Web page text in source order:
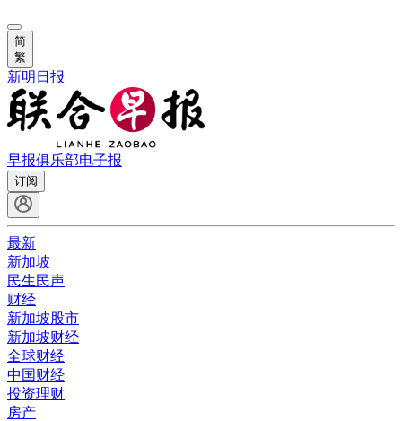
简
繁
新明日报
早报俱乐部电子报
订阅
最新
新加坡
民生民声
财经
新加坡股市
新加坡财经
全球财经
中国财经
投资理财
房产